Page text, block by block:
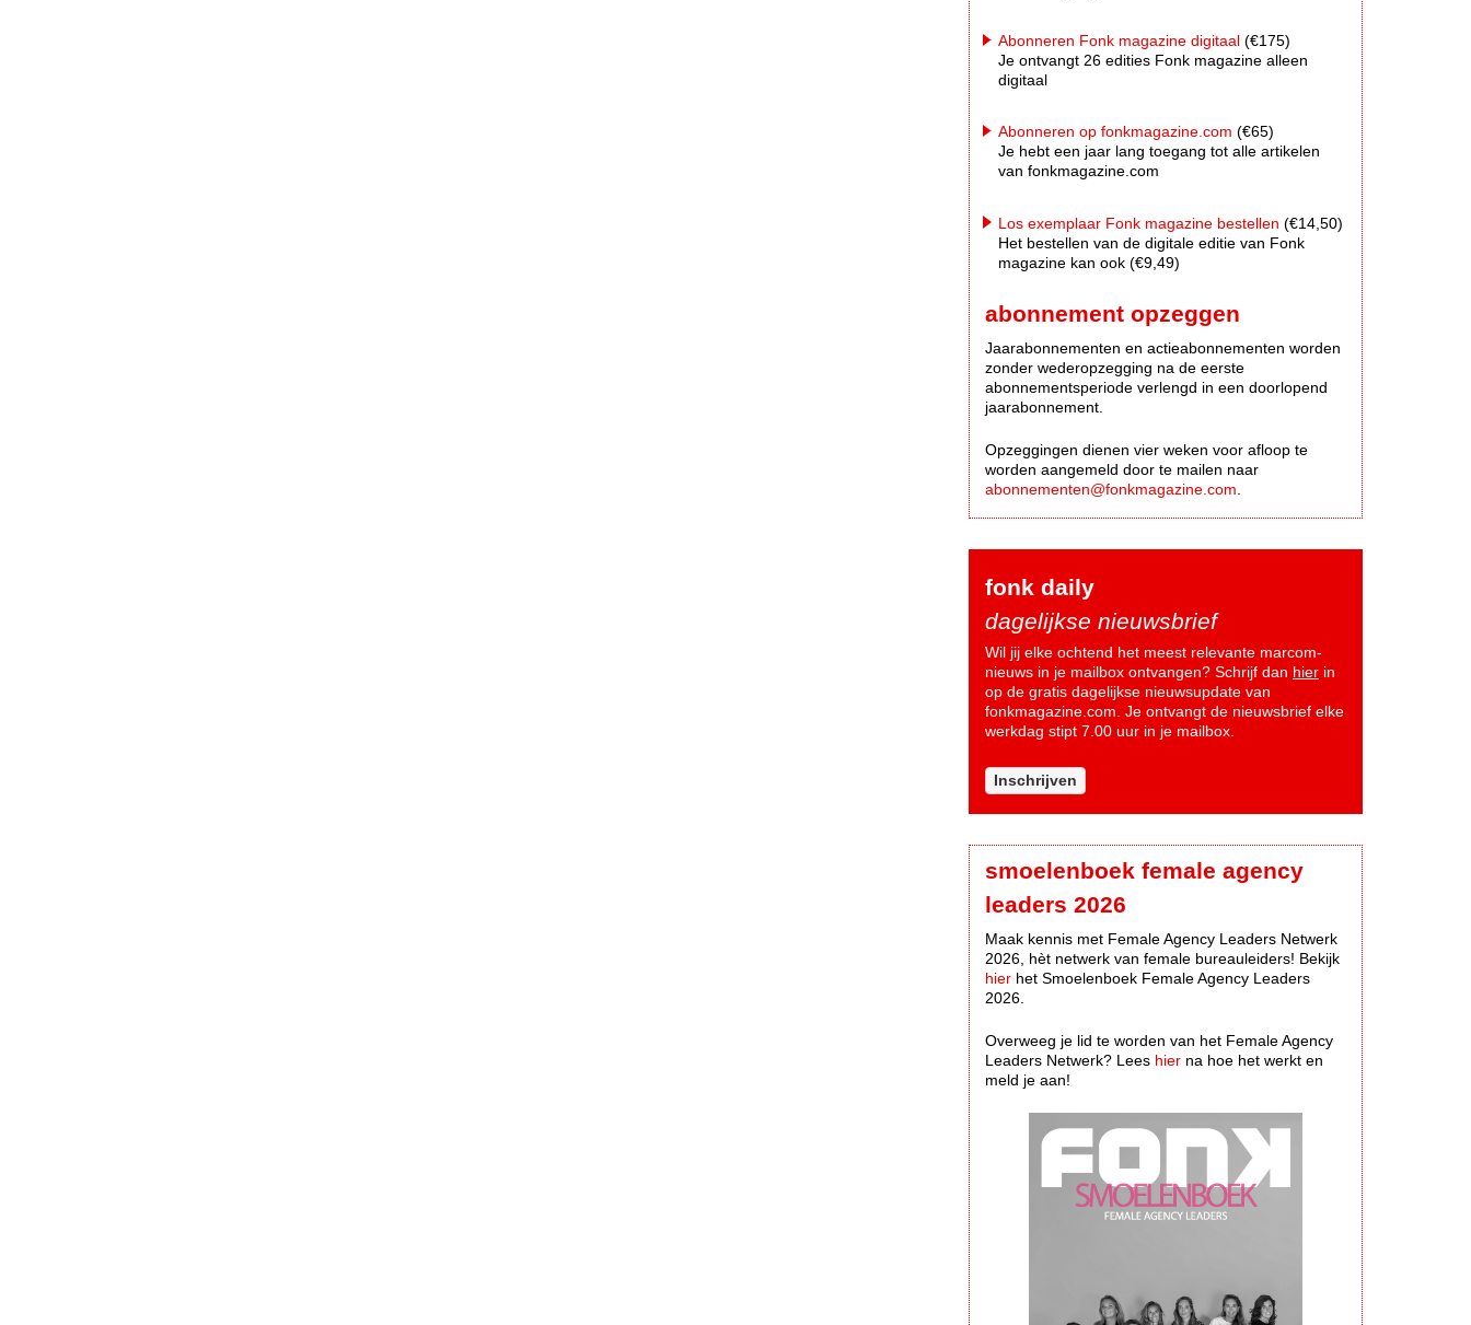
Abonneren Fonk magazine digitaal (€175)
Je ontvangt 26 edities Fonk magazine alleen
digitaal
Abonneren op fonkmagazine.com (€65)
Je hebt een jaar lang toegang tot alle artikelen
van fonkmagazine.com
Los exemplaar Fonk magazine bestellen (€14,50)
Het bestellen van de digitale editie van Fonk
magazine kan ook (€9,49)
abonnement opzeggen
Jaarabonnementen en actieabonnementen worden
zonder wederopzegging na de eerste
abonnementsperiode verlengd in een doorlopend
jaarabonnement.
Opzeggingen dienen vier weken voor afloop te
worden aangemeld door te mailen naar
abonnementen@fonkmagazine.com
fonk daily
dagelijkse nieuwsbrief
Wil jij elke ochtend het meest relevante marcom-
nieuws in je mailbox ontvangen? Schrijf dan hier in
op de gratis dagelijkse nieuwsupdate van
fonkmagazine.com. Je ontvangt de nieuwsbrief elke
werkdag stipt 7.00 uur in je mailbox.
Inschrijven
smoelenboek female agency
leaders 2026
Maak kennis met Female Agency Leaders Netwerk
2026, hèt netwerk van female bureauleiders! Bekijk
hier het Smoelenboek Female Agency Leaders
2026.
Overweeg je lid te worden van het Female Agency
Leaders Netwerk? Lees hier na hoe het werkt en
meld je aan!